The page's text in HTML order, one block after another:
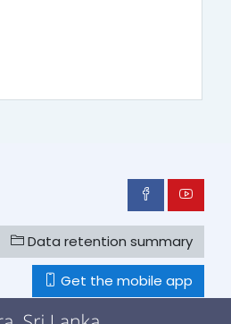
Data retention summary
Get the mobile app